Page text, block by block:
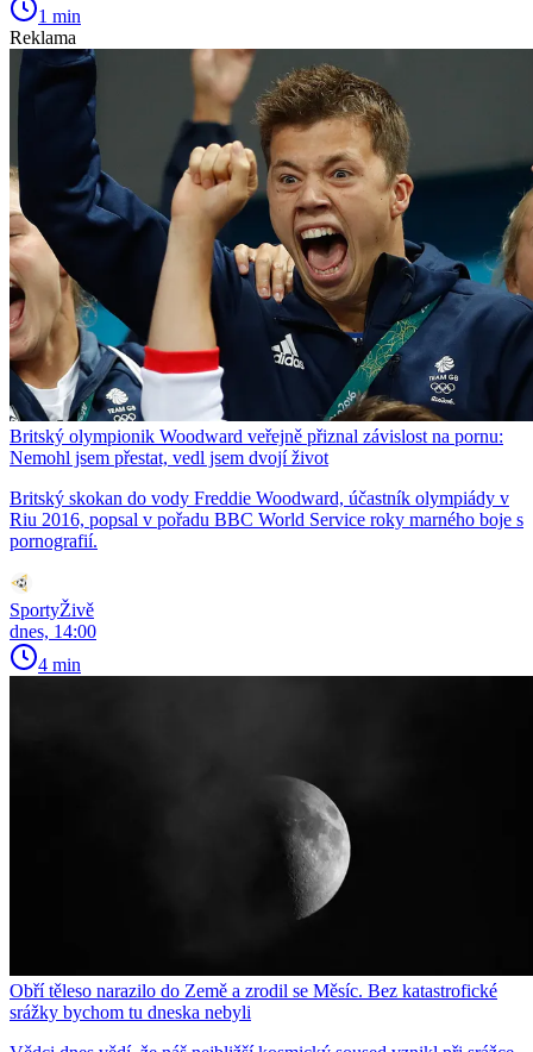
1 min
Reklama
Britský olympionik Woodward veřejně přiznal závislost na pornu:
Nemohl jsem přestat, vedl jsem dvojí život
Britský skokan do vody Freddie Woodward, účastník olympiády v
Riu 2016, popsal v pořadu BBC World Service roky marného boje s
pornografií.
SportyŽivě
dnes, 14:00
4 min
Obří těleso narazilo do Země a zrodil se Měsíc. Bez katastrofické
srážky bychom tu dneska nebyli